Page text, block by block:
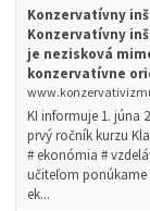
Konzervatívny
Konzervatívny
je nezisková
konzervatívne
KI informuje 1. júna
prvý ročník kurzu
# ekonómia #
učiteľom ponúkame
ek...